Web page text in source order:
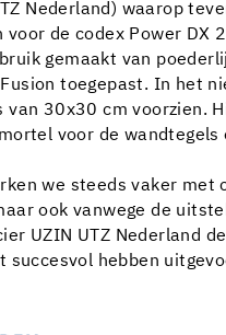
Nederland) waarop
voor de codex Power
gemaakt van
toegepast. In het
30x30 cm voorzien.
voor de wandtegels
we steeds vaker
ook vanwege de
UZIN UTZ Nederland
hebben